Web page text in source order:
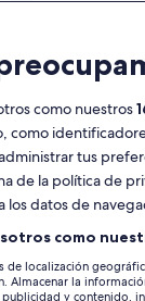
Tus
actuales
son
August
de
2026
y
de
lun.lunesmar.martes
mié.
3 4 5
Los
que
como nuestros
como
tus
de la política de
los datos de
como
de localización
Almacenar la
y contenido,